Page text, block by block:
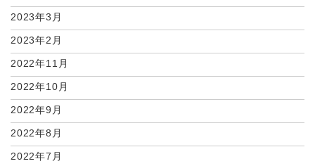
2023年3月
2023年2月
2022年11月
2022年10月
2022年9月
2022年8月
2022年7月